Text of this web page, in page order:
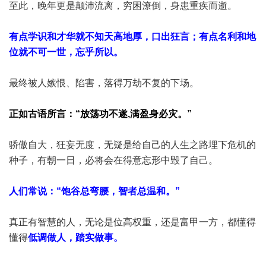
至此，晚年更是颠沛流离，穷困潦倒，身患重疾而逝。
有点学识和才华就不知天高地厚，口出狂言；有点名利和地
位就不可一世，忘乎所以。
最终被人嫉恨、陷害，落得万劫不复的下场。
正如古语所言：“放荡功不遂,满盈身必灾。”
骄傲自大，狂妄无度，无疑是给自己的人生之路埋下危机的
种子，有朝一日，必将会在得意忘形中毁了自己。
人们常说：“饱谷总弯腰，智者总温和。”
真正有智慧的人，无论是位高权重，还是富甲一方，都懂得
懂得低调做人，踏实做事。